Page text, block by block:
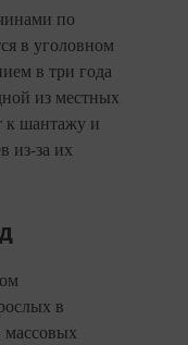
по
в уголовном
в три года
из местных
к шантажу и
из-за их
в
массовых